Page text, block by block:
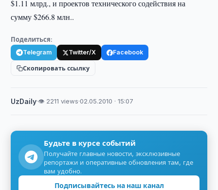
$1.11 млрд., и проектов технического содействия на
сумму $266.8 млн..
Поделиться:
Telegram Twitter/X Facebook
Скопировать ссылку
UzDaily·👁 2211 views·02.05.2010 · 15:07
Будьте в курсе событий
Получайте главные новости, эксклюзивные
репортажи и оперативные обновления там, где
вам удобно.
Подписывайтесь на наш канал